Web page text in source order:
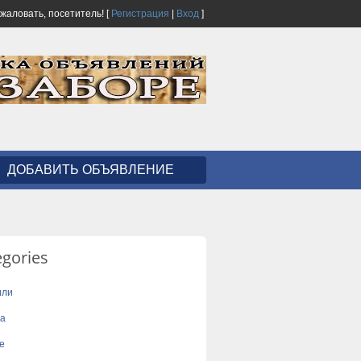
посетитель! [ Регистрация Вход ]
ДОБАВИТЬ ОБЪЯВЛЕНИЕ